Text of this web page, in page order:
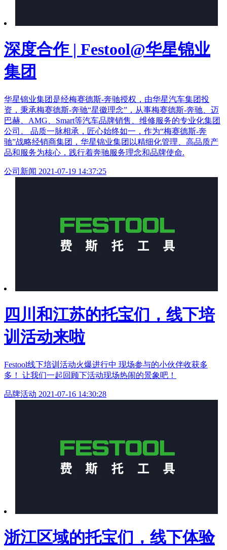
深度合作 | Festool@华星锦业
集团
华星锦业集团是经梅赛德斯-奔驰授权，由华星汽车集团投
资，秉承梅赛德斯-奔驰“星徽理念”，从事梅赛德斯-奔驰、迈
巴赫、AMG、Smart等汽车品牌销售、维修服务的专业化集团
公司。 品质一脉相承，匠心始终如一，作为“梅赛德斯-奔
驰”战略经销商集团，华星锦业集团以精细化管理、高品质产
品和服务为核心，践行着奔驰服务理念和品牌使命.
公司新闻 2021-07-19 14:37:25
四川和江苏的托宝们，线下培
训活动来啦
Festool线下培训活动火爆进行中 现场参与的小伙伴收获多
多！ 让我们一起回顾下活动现场热闹的景象吧！
品牌活动 2021-07-16 14:30:28
浙江区域的托宝们，线下体验